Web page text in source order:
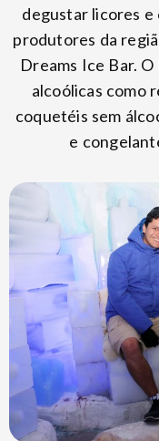
degustar licores
produtores da
Dreams Ice Bar.
alcoólicas como
coquetéis sem
e